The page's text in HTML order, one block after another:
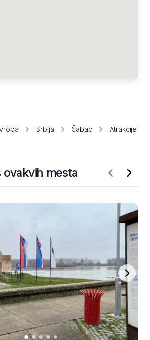
Srbija Šabac
Atrakcije
ovakvih mesta